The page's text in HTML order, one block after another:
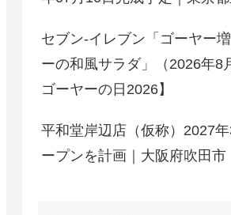
セブン-イレブン「ゴーヤー
ーの和風サラダ」（2026年8
ゴーヤーの日2026】
平和堂岸辺店（仮称）2027
ープンを計画｜大阪府吹田市